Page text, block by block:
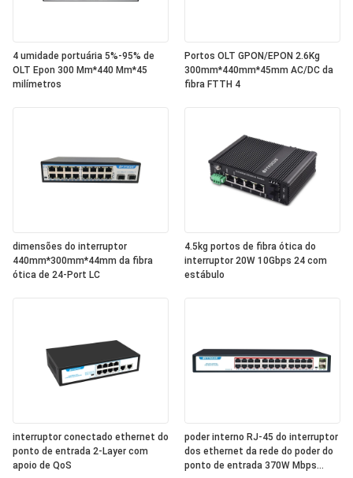
4 umidade portuária 5%-95% de
OLT Epon 300 Mm*440 Mm*45
milímetros
Portos OLT GPON/EPON 2.6Kg
300mm*440mm*45mm AC/DC da
fibra FTTH 4
dimensões do interruptor
440mm*300mm*44mm da fibra
ótica de 24-Port LC
4.5kg portos de fibra ótica do
interruptor 20W 10Gbps 24 com
estábulo
interruptor conectado ethernet do
ponto de entrada 2-Layer com
apoio de QoS
poder interno RJ-45 do interruptor
dos ethernet da rede do poder do
ponto de entrada 370W Mbps